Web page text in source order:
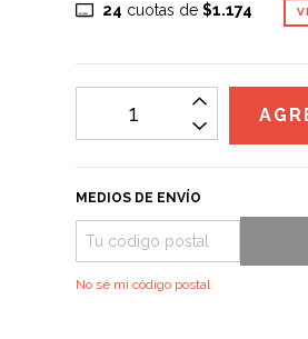
24 cuotas de $1.174
MEDIOS DE ENVÍO
No sé mi código postal